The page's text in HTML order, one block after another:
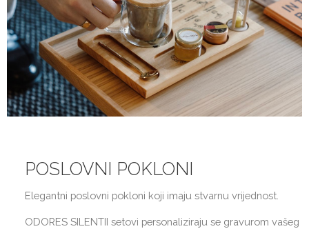
POSLOVNI POKLONI
Elegantni poslovni pokloni koji imaju stvarnu vrijednost.
ODORES SILENTII setovi personaliziraju se gravurom vašeg